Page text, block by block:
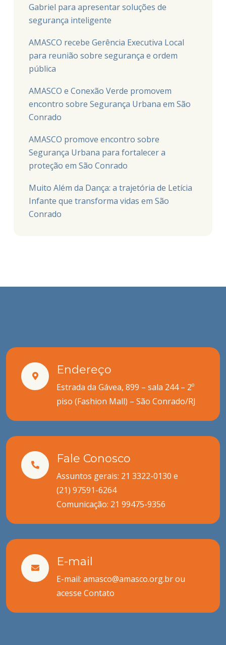
Gabriel para apresentar soluções de
segurança inteligente
AMASCO recebe Gerência Executiva Local
para reunião sobre segurança e ordem
pública
AMASCO e Conexão Verde promovem
encontro sobre Segurança Urbana em São
Conrado
AMASCO promove encontro sobre
Segurança Urbana para fortalecer a
proteção em São Conrado
Muito Além da Dança: a trajetória de Letícia
Infante que transforma vidas em São
Conrado
Endereço
Estrada da Gávea, 899 – sala 244 – 2º
piso (Fashion Mall) – São Conrado/RJ
Fale Conosco
Assuntos gerais: 21 3322-0130 e
(21) 97591-6264
Comunicação: 21 99475-9356
E-mail
E-mail: amasco@amasco.org.br ou
acesse Contato